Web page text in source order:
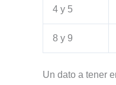
4 y 5
8 y 9
Un dato a tener